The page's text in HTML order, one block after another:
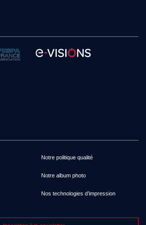
Notre politique qualité
Notre album photo
Nos technologies d’impression